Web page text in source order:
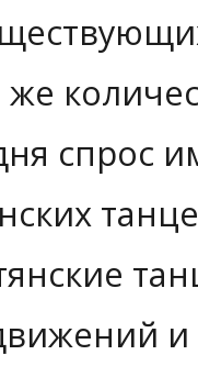
же
спрос